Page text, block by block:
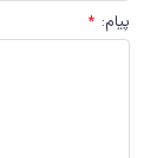
پیام:
*